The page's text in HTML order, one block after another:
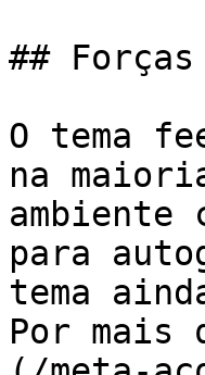
## Forças
O tema
na
ambiente
para
tema
Por mais